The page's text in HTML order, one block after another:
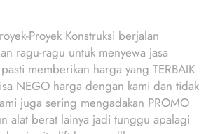
Proyek Konstruksi berjalan
ragu-ragu untuk menyewa jasa
memberikan harga yang TERBAIK
NEGO harga dengan kami dan tidak
juga sering mengadakan PROMO
alat berat lainya jadi tunggu apalagi